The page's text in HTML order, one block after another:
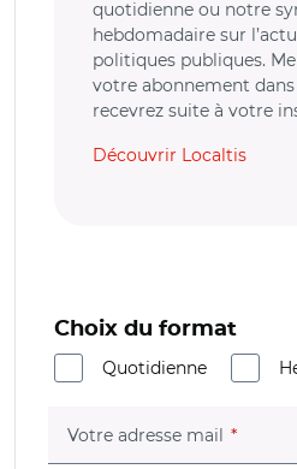
quotidienne ou notre
hebdomadaire sur
politiques publiques.
votre abonnement
recevrez suite à votre
Découvrir Localtis
Choix du format
Quotidienne
Votre adresse mail